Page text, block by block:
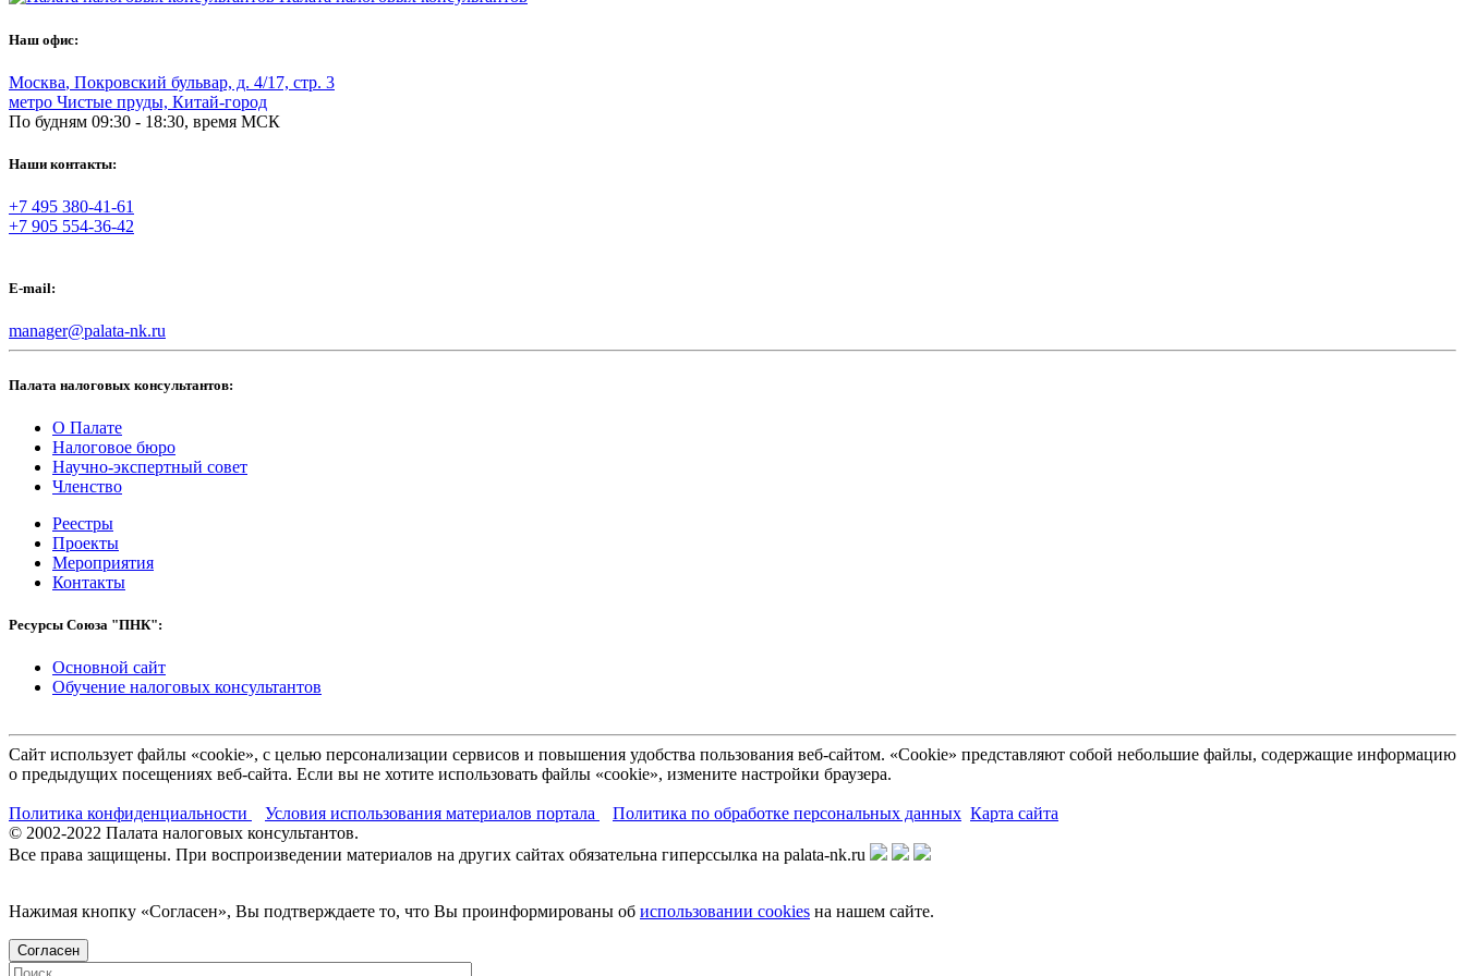
Наш офис:
Москва, Покровский бульвар, д. 4/17, стр. 3
метро Чистые пруды, Китай-город
По будням 09:30 - 18:30, время МСК
Наши контакты:
+7 495 380-41-61
+7 905 554-36-42
E-mail:
manager@palata-nk.ru
Палата налоговых консультантов:
О Палате
Налоговое бюро
Научно-экспертный совет
Членство
Реестры
Проекты
Мероприятия
Контакты
Ресурсы Союза "ПНК":
Основной сайт
Обучение налоговых консультантов
Сайт использует файлы «cookie», с целью персонализации сервисов и повышения удобства пользования веб-сайтом. «Cookie» представляют собой небольшие файлы, содержащие информацию
о предыдущих посещениях веб-сайта. Если вы не хотите использовать файлы «cookie», измените настройки браузера.
Политика конфиденциальности Условия использования материалов портала Политика по обработке персональных данных Карта сайта
© 2002-2022 Палата налоговых консультантов.
Все права защищены. При воспроизведении материалов на других сайтах обязательна гиперссылка на palata-nk.ru
Нажимая кнопку «Согласен», Вы подтверждаете то, что Вы проинформированы об использовании cookies на нашем сайте.
Согласен